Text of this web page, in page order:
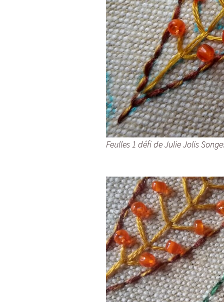
Feulles 1 défi de Julie Jolis